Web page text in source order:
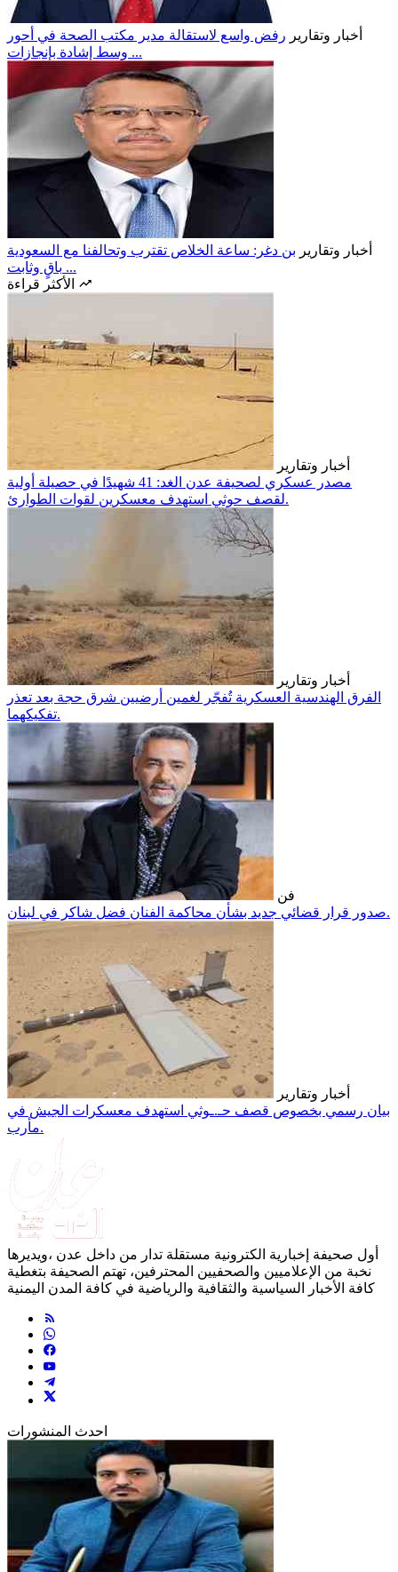
أخبار وتقارير رفض واسع لاستقالة مدير مكتب الصحة في أحور
وسط إشادة بإنجازات ...
أخبار وتقارير بن دغر: ساعة الخلاص تقترب وتحالفنا مع السعودية
باقٍ وثابت ...
أخبار وتقارير
مصدر عسكري لصحيفة عدن الغد: 41 شهيدًا في حصيلة أولية
لقصف حوثي استهدف معسكرين لقوات الطوارئ.
أخبار وتقارير
الفرق الهندسية العسكرية تُفجّر لغمين أرضيين شرق حجة بعد تعذر
تفكيكهما.
فن
صدور قرار قضائي جديد بشأن محاكمة الفنان فضل شاكر في لبنان.
أخبار وتقارير
بيان رسمي بخصوص قصف حـ.ـوثي استهدف معسكرات الجيش في
مأرب.
أول صحيفة إخبارية الكترونية مستقلة تدار من داخل عدن ،ويديرها
نخبة من الإعلاميين والصحفيين المحترفين، تهتم الصحيفة بتغطية
كافة الأخبار السياسية والثقافية والرياضية في كافة المدن اليمنية
احدث المنشورات